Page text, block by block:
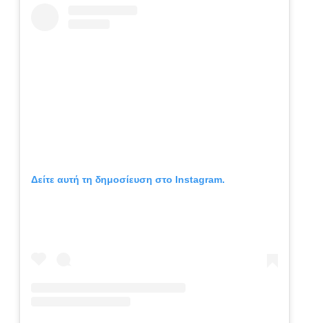
Δείτε αυτή τη δημοσίευση στο Instagram.